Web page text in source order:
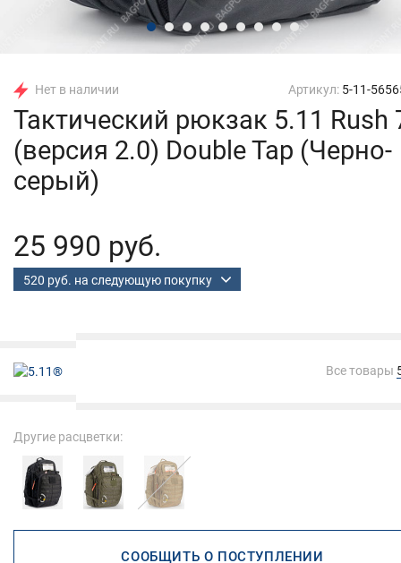
Нет в наличии Артикул: 5-11-
Тактический рюкзак 5.11 Rush
(версия 2.0) Double Tap (Черно-
серый)
25 990 руб.
520 руб. на следующую покупку
Все товары
Другие расцветки:
СООБЩИТЬ О ПОСТУПЛЕНИИ